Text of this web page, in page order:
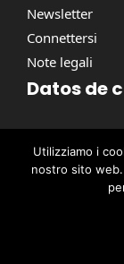
Newsletter
Connettersi
Note legali
Datos de
+39 06 9453
@
Utilizziamo i
nostro sito